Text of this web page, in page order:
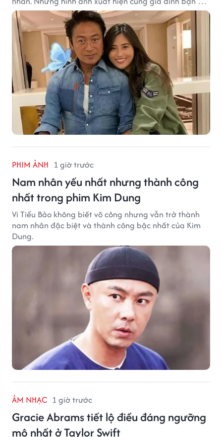
Mã Cảnh Đào đang thu hút sự quan tâm trên mạng
xã hội.
PHIM ẢNH 1 giờ trước
Nam nhân yếu nhất nhưng thành công
nhất trong phim Kim Dung
Vi Tiểu Bảo không biết võ công nhưng vẫn trở thành
nam nhân đặc biệt và thành công bậc nhất của Kim
Dung.
ÂM NHẠC 1 giờ trước
Gracie Abrams tiết lộ điều đáng ngưỡng
mộ nhất ở Taylor Swift